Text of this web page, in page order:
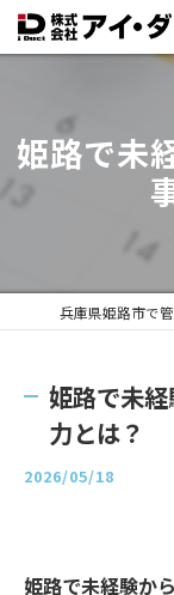
姫路で未
姫路で未
力とは？
2026/05/18
姫路で未経験か